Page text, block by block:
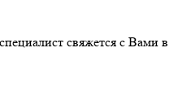
свяжется с Вами в